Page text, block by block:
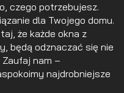
czego potrzebujesz.
dla Twojego domu.
że każde okna z
będą odznaczać się nie
nam –
najdrobniejsze